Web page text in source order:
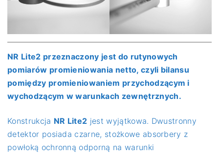
NR Lite2 przeznaczony jest do rutynowych
pomiarów promieniowania netto, czyli bilansu
pomiędzy promieniowaniem przychodzącym i
wychodzącym w warunkach zewnętrznych.
Konstrukcja NR Lite2 jest wyjątkowa. Dwustronny
detektor posiada czarne, stożkowe absorbery z
powłoką ochronną odporną na warunki